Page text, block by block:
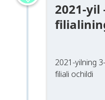
2021-yil
2021-yilning
filiali ochildi